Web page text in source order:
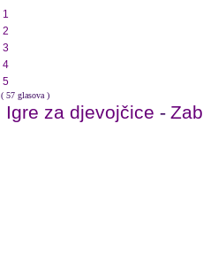
1
2
3
4
5
( 57 glasova )
Igre za djevojčice -